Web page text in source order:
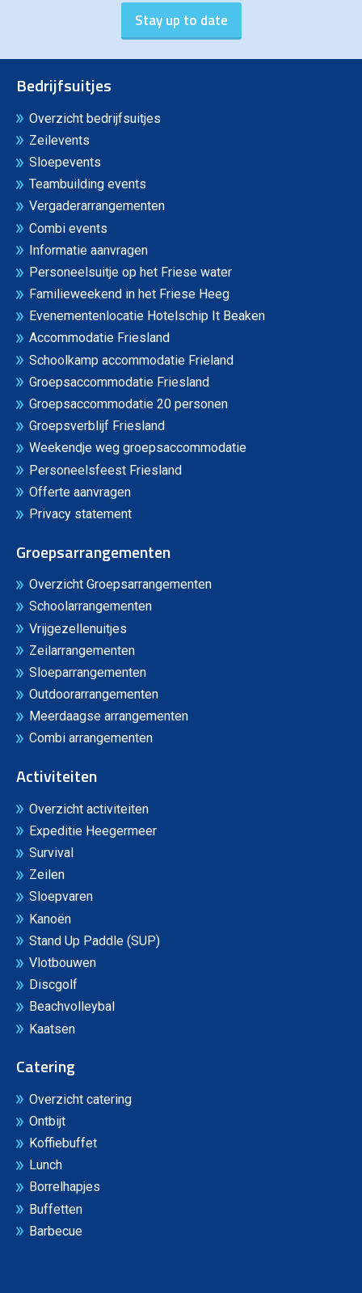
Bedrijfsuitjes
Overzicht bedrijfsuitjes
Zeilevents
Sloepevents
Teambuilding events
Vergaderarrangementen
Combi events
Informatie aanvragen
Personeelsuitje op het Friese water
Familieweekend in het Friese Heeg
Evenementenlocatie Hotelschip It Beaken
Accommodatie Friesland
Schoolkamp accommodatie Frieland
Groepsaccommodatie Friesland
Groepsaccommodatie 20 personen
Groepsverblijf Friesland
Weekendje weg groepsaccommodatie
Personeelsfeest Friesland
Offerte aanvragen
Privacy statement
Groepsarrangementen
Overzicht Groepsarrangementen
Schoolarrangementen
Vrijgezellenuitjes
Zeilarrangementen
Sloeparrangementen
Outdoorarrangementen
Meerdaagse arrangementen
Combi arrangementen
Activiteiten
Overzicht activiteiten
Expeditie Heegermeer
Survival
Zeilen
Sloepvaren
Kanoën
Stand Up Paddle (SUP)
Vlotbouwen
Discgolf
Beachvolleybal
Kaatsen
Catering
Overzicht catering
Ontbijt
Koffiebuffet
Lunch
Borrelhapjes
Buffetten
Barbecue